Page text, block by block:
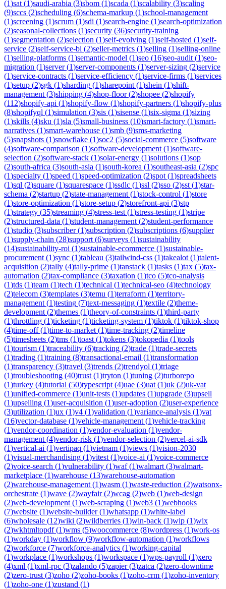
(1)sat (1)saudi-arabia (3)sbom (1)scada (1)scalability (3)scaling
(9)sccs (2)scheduling (6)schema-markup (1)school-management
(1)screening (1)scrum (1)sdi (1)search-engine (1)search-optimization
(2)seasonal-collections (1)security (36)security-training
(1)segmentation (2)selection (1)self-evolving (1)self-hosted (1)self-
service (2)self-service-bi (2)seller-metrics (1)selling (1)selling-online
(1)selling-platforms (1)semantic-model (1)seo (16)seo-audit (1)seo-
migration (1)server(1)server-components (1)server-sizing (2)service
(1)service-contracts (1)service-efficiency (1)service-firms (1)services
(1)setup (2)sgk (1)sharding (1)sharepoint (1)shein (1)shift-
management (3)shipping (4)shop-floor(2)shopee (2)shopify
(112)shopify-api (1)shopify-flow (1)shopify-partners (1)shopify-plus
(8)shopifyql (1)simulation (3)sis (1)sisense (1)six-sigma (1)sizing
(1)skills (4)sku (1)sla (5)small-business (10)smart-factory (1)smart-
narratives (1)smart-warehouse (1)smb (9)sms-marketing
(5)snapshots (1)snowflake (1)soc2 (5)social-commerce (5)software
(4)software-comparison (1)software-development (1)software-
selection (2)software-stack (1)solar-energy (1)solutions (1)sop
(2)south-africa (3)south-asia (1)south-korea (1)southeast-asia (2)spc
(1)specialty (1)speed (1)speed-optimization (2)spot (1)spreadsheets
(1)sql (2)square (1)squarespace (1)ssdlc (1)ssl (2)sso (2)sst (1)star-
schema (2)startup (2)state-management (1)stock-control (1)store
(1)store-optimization (1)store-setup (2)storefront-api (3)stp
(1)strategy (35)streaming (4)stress-test (1)stress-testing (1)stripe
(2)structured-data (1)student-management (2)student-performance
(1)studio (3)subscriber(1)subscription (2)subscriptions (6)supplier
(1)supply-chain (28)support (6)surveys (1)sustainability
(14)sustainability-roi (1)sustainable-ecommerce (1)sustainable-
procurement (1)sync (1)tableau (3)tailwind-css (1)takealot (1)talent-
acquisition (2)tally (4)tally-prime (1)tanstack (1)tasks (1)tax (5)tax-
automation (2)tax-compliance (3)taxation (1)tco (5)tco-analysis
(1)tds (1)team (1)tech (1)technical (1)technical-seo (4)technology
(2)telecom (3)templates (3)temu (1)terraform (1)territory-
management (1)testing (7)text-messaging (1)textile (2)theme-
development (2)themes (1)theory-of-constraints (1)third-party
(1)throttling (1)ticketing (1)ticketing-system (1)tiktok (1)tiktok-shop
(4)time-off(1)time-to-market (1)time-tracking (2)timeline
(5)timesheets (2)tms (1)toast (1)tokens (3)tokopedia (1)tools
(1)tourism (1)traceability (6)tracking (2)trade (1)trade-secrets
(1)trading (1)training (8)transactional-email (1)transformation
(1)transparency (3)travel (3)trends (2)trendyol (1)triage
(1)troubleshooting (40)trust (1)tryton (1)tuning (2)turborepo
(1)turkey (4)tutorial (50)typescript (4)uae (3)uat (1)uk (2)uk-vat
(1)unified-commerce (1)unit-tests (1)updates (1)upgrade (3)upsell
(1)upselling (1)user-acquisition (1)user-adoption (2)user-experience
(3)utilization (1)ux (1)v4 (1)validation (1)variance-analysis (1)vat
(16)vector-database (1)vehicle-management (1)vehicle-tracking
(1)vendor-coordination (1)vendor-evaluation (1)vendor-
management (4)vendor-risk (1)vendor-selection (2)vercel-ai-sdk
(1)vertical-ai (1)vertipaq (1)vietnam (1)views (1)vision-2030
(1)visual-merchandising (1)vitest (1)voice-ai (1)voice-commerce
(2)voice-search (1)vulnerability (1)waf(1)walmart (3)walmart-
marketplace (1)warehouse (13)warehouse-automation
(2)warehouse-management (1)wasm (1)waste-reduction (2)watsonx-
orchestrate (1)wave (2)wayfair(2)wcag (2)web (1)web-design
(2)web-development (1)web-scraping (1)web3 (1)webhooks
(7)website (1)website-builder(1)whatsapp (1)white-label
(6)wholesale (12)wiki (2)wildberries (1)win-back (1)wip (1)wix
(2)wkhtmltopdf(1)wms (5)woocommerce (8)wordpress (1)work-os
(1)workday (1)workflow (9)workflow-automation (1)workflows
(2)workforce (7)workforce-analytics (1)working-capital
(1)workplace (1)workshops (1)workspace (1)wps-payroll (1)xero
(4)xml (1)xml-rpc (3)zalando (5)zapier(3)zatca (2)zero-downtime
(2)zero-trust (3)zoho (2)zoho-books (1)zoho-crm (1)zoho-inventory
(1)zoho-one (1)zustand (1)